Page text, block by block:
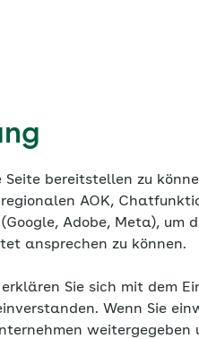
bereitstellen zu
AOK,
Adobe, Meta), um
ansprechen zu können.
Sie sich mit dem
Wenn Sie
weitergegeben